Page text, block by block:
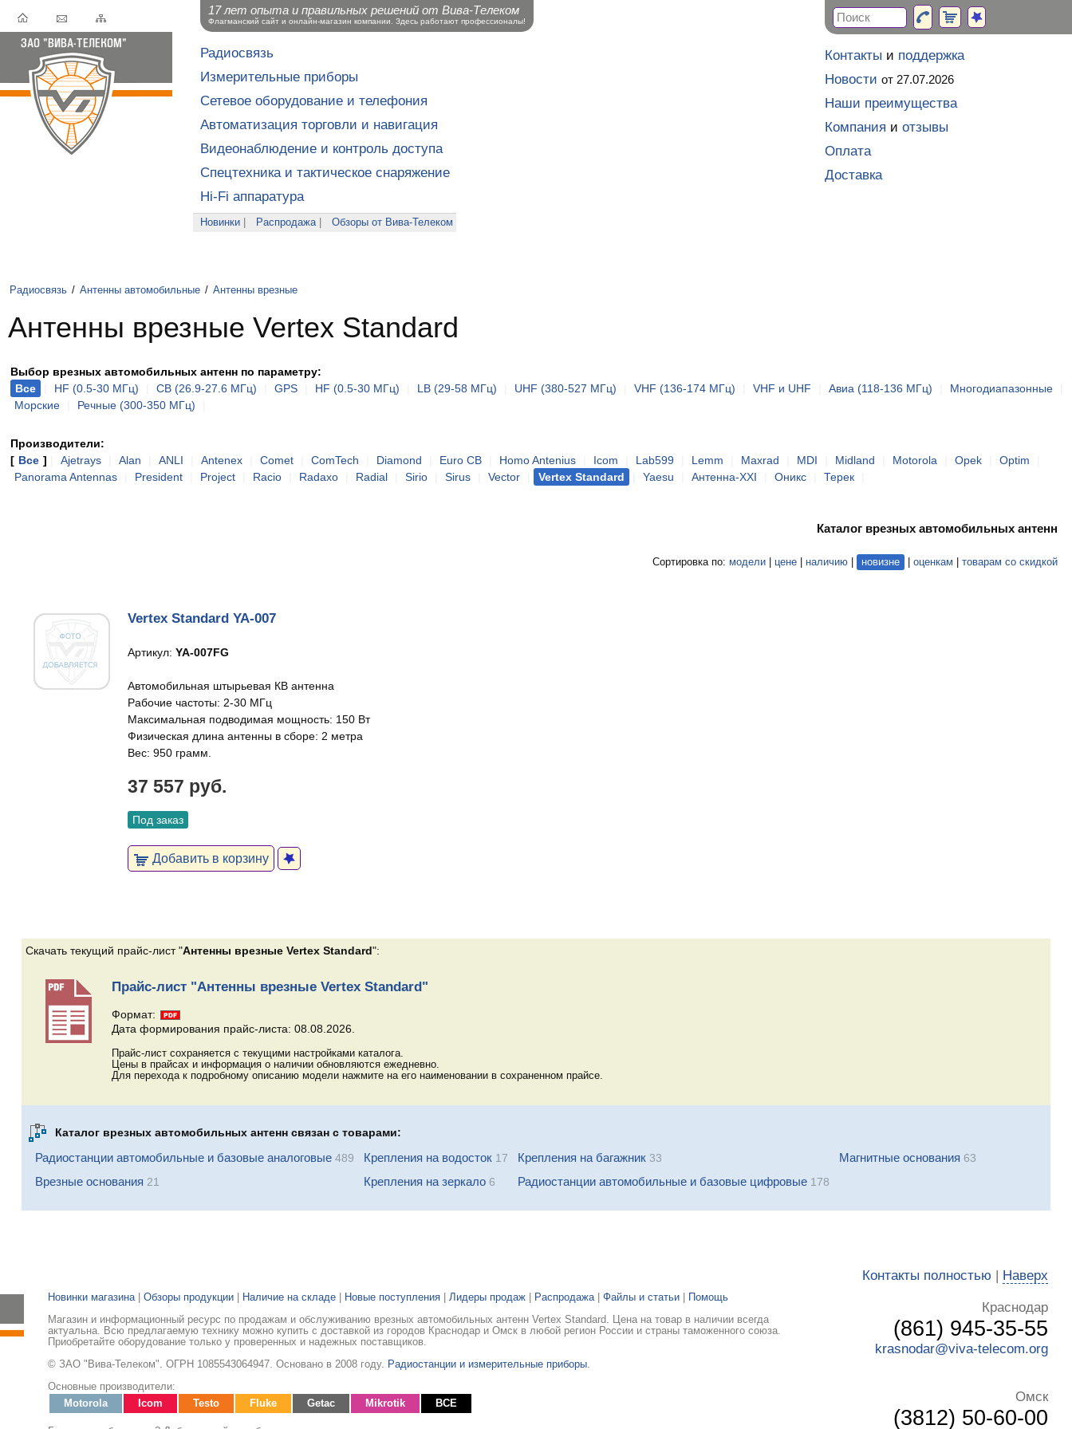
Радиосвязь
Измерительные приборы
Сетевое оборудование и телефония
Автоматизация торговли и навигация
Видеонаблюдение и контроль доступа
Спецтехника и тактическое снаряжение
Hi-Fi аппаратура
Новинки Распродажа| Обзоры от Вива-Телеком
Радиосвязь / Антенны автомобильные / Антенны врезные
Антенны врезные Vertex Standard
Выбор врезных автомобильных антенн по параметру:
Все
HF (0.5-30 МГц) CB (26.9-27.6 МГц) GPS HF (0.5-30 МГц) LB (29-58 МГц) UHF (380-527 МГц) VHF (136-174 МГц) VHF и UHF Авиа (118-136 МГц) Многодиапазонные
Морские
Речные (300-350 МГц)
Производители:
[ Все ] Ajetrays Alan ANLI Antenex Comet ComTech Diamond Euro CB Homo Antenius Icom Lab599 Lemm Maxrad MDI Midland Motorola Opek Optim
Panorama Antennas
President Project Racio Radaxo Radial Sirio Sirus Vector Vertex Standard Yaesu Антенна-XXI Оникс Терек
Каталог врезных автомобильных антенн
Сортировка по: модели цене наличию новизне оценкам товарам со скидкой
Vertex Standard YA-007
Артикул:YA-007FG
Автомобильная штырьевая КВ антенна
Рабочие частоты: 2-30 МГц
Максимальная подводимая мощность: 150 Вт
Физическая длина антенны в сборе: 2 метра
Вес: 950 грамм.
37 557 руб.
Под заказ
Добавить в корзину
Скачать текущий прайс-лист "Антенны врезные Vertex Standard":
Прайс-лист "Антенны врезные Vertex Standard"
Формат:
Дата формирования прайс-листа: 08.08.2026.
Прайс-лист сохраняется с текущими настройками каталога.
Цены в прайсах и информация о наличии обновляются ежедневно.
Для перехода к подробному описанию модели нажмите на его наименовании в сохраненном прайсе.
Каталог врезных автомобильных антенн связан с товарами:
Радиостанции автомобильные и базовые аналоговые489 Крепления на водосток17 Крепления на багажник33 Магнитные основания 63
Врезные основания 21 Крепления на зеркало6 Радиостанции автомобильные и базовые цифровые178
Новинки магазина| Обзоры продукции Наличие на складе Новые поступления Лидеры продаж Распродажа| Файлы и статьи
Помощь
Магазин и информационный ресурс по продажам и обслуживанию врезных автомобильных антенн Vertex Standard. Цена на товар в наличии всегда
актуальна. Всю предлагаемую технику можно купить с доставкой из городов Краснодар и Омск в любой регион России и страны таможенного союза.
Приобретайте оборудование только у проверенных и надежных поставщиков.
© ЗАО "Вива-Телеком". ОГРН 1085543064947. Основано в 2008 году. Радиостанции и измерительные приборы.
Основные производители:
Motorola
Icom Testo Fluke Getac Mikrotik ВСЕ
Контакты полностью Наверх
Краснодар
(861) 945-35-55
krasnodar@viva-telecom.org
Омск
(3812) 50-60-00
Контакты и поддержка
Новости от 27.07.2026
Наши преимущества
Компания и отзывы
Оплата
Доставка
17 лет опыта и правильных решений от Вива-Телеком
Флагманский сайт и онлайн-магазин компании. Здесь работают профессионалы!